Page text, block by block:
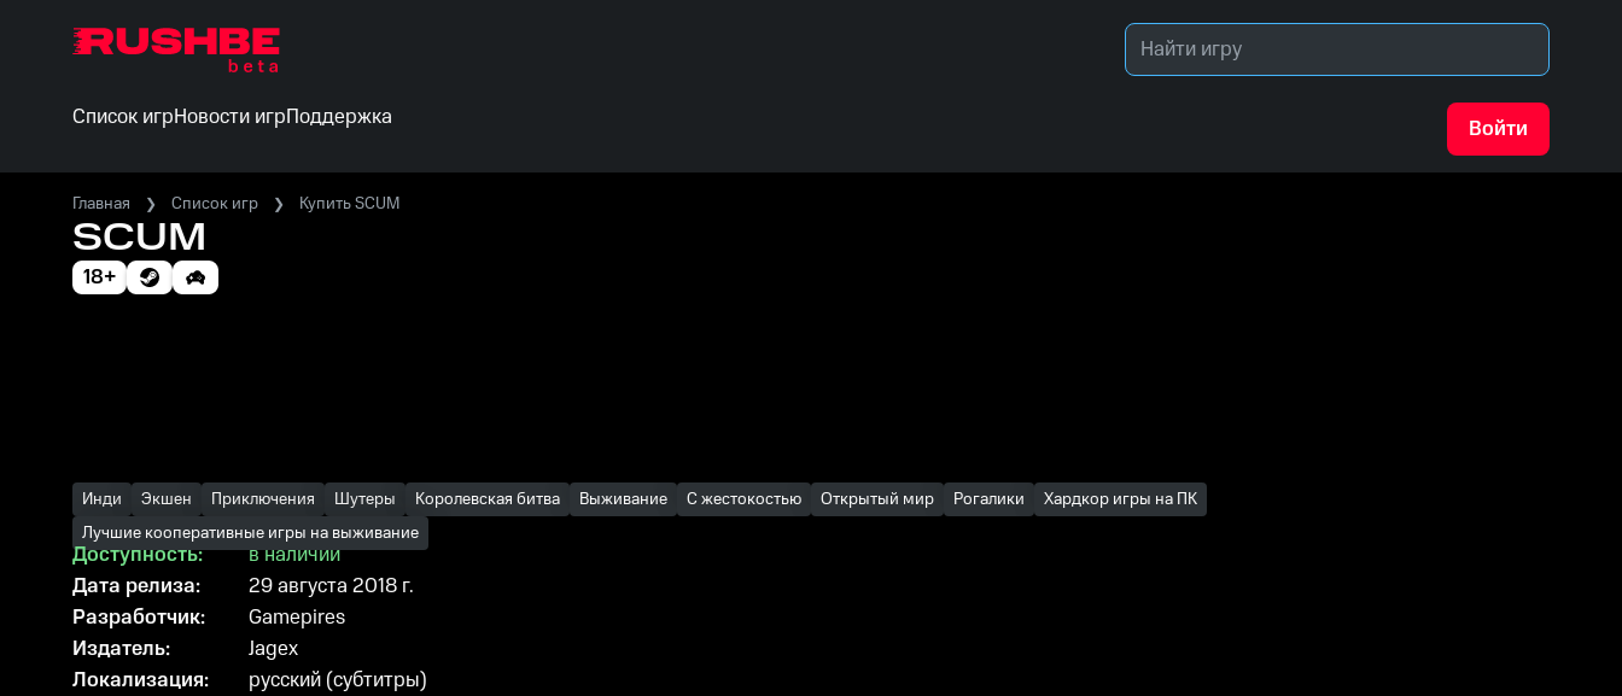
Список игрНовости игрПоддержка Войти
Главная Список игр Купить SCUM
SCUM
18+
Инди Экшен Приключения Шутеры Королевская битва Выживание С жестокостью Открытый мир Рогалики
Хардкор игры на ПК
Лучшие кооперативные игры на выживание
Доступность:
в наличии
Дата релиза:
29 августа 2018 г.
Разработчик:
Gamepires
Издатель:
Jagex
Локализация:
русский (субтитры)